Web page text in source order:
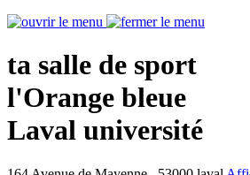
ta salle de sport
l'Orange bleue
Laval université